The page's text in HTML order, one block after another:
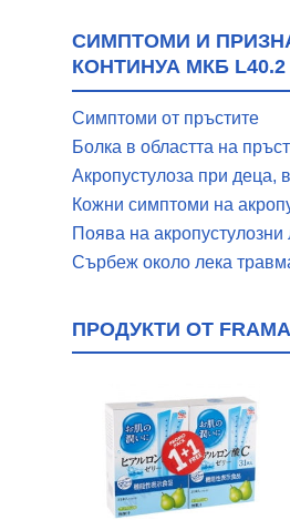
СИМПТОМИ И
КОНТИНУА МКБ L40.2
Симптоми от пръстите
Болка в областта на
Акропустулоза при деца,
Кожни симптоми на
Поява на акропустулозни
Сърбеж около лека
ПРОДУКТИ ОТ